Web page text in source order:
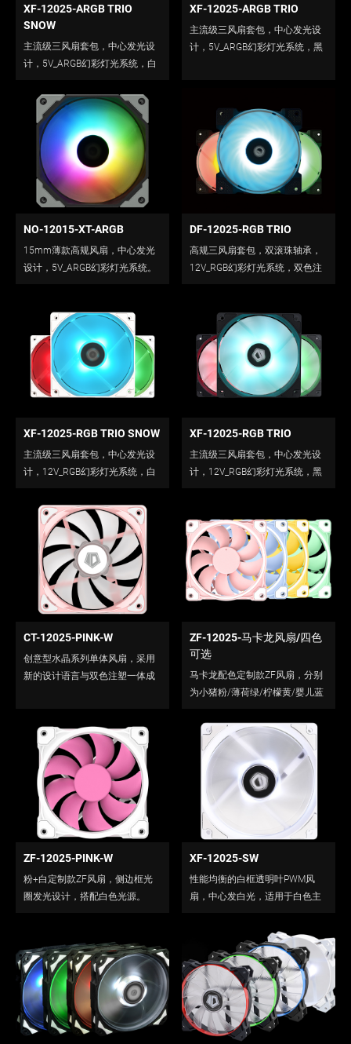
XF-12025-ARGB TRIO
SNOW
主流级三风扇套包，中心发光设
计，5V_ARGB幻彩灯光系统，白
XF-12025-ARGB TRIO
主流级三风扇套包，中心发光设
计，5V_ARGB幻彩灯光系统，黑
NO-12015-XT-ARGB
15mm薄款高规风扇，中心发光
设计，5V_ARGB幻彩灯光系统。
DF-12025-RGB TRIO
高规三风扇套包，双滚珠轴承，
12V_RGB幻彩灯光系统，双色注
XF-12025-RGB TRIO SNOW
主流级三风扇套包，中心发光设
计，12V_RGB幻彩灯光系统，白
XF-12025-RGB TRIO
主流级三风扇套包，中心发光设
计，12V_RGB幻彩灯光系统，黑
CT-12025-PINK-W
创意型水晶系列单体风扇，采用
新的设计语言与双色注塑一体成
ZF-12025-马卡龙风扇/四色
可选
马卡龙配色定制款ZF风扇，分别
为小猪粉/薄荷绿/柠檬黄/婴儿蓝
ZF-12025-PINK-W
粉+白定制款ZF风扇，侧边框光
圈发光设计，搭配白色光源。
XF-12025-SW
性能均衡的白框透明叶PWM风
扇，中心发白光，适用于白色主